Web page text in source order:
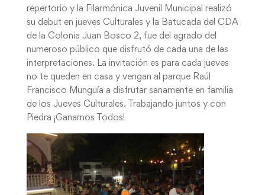
repertorio y la Filarmónica Juvenil Municipal realizó
su debut en jueves Culturales y la Batucada del CDA
de la Colonia Juan Bosco 2, fue del agrado del
numeroso público que disfrutó de cada una de las
interpretaciones. La invitación es para cada jueves
no te queden en casa y vengan al parque Raúl
Francisco Munguía a disfrutar sanamente en familia
de los Jueves Culturales. Trabajando juntos y con
Piedra ¡Ganamos Todos!